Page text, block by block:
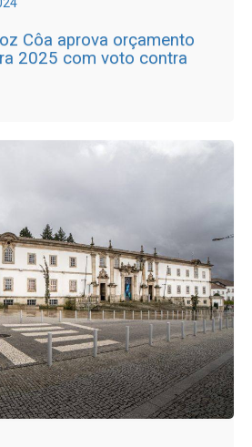
Côa aprova orçamento
2025 com voto contra